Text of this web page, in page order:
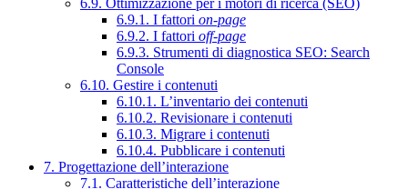
6.9.1. I fattori on-page
6.9.2. I fattori off-page
6.9.3. Strumenti di diagnostica SEO: Search
Console
6.10. Gestire i contenuti
6.10.1. L’inventario dei contenuti
6.10.2. Revisionare i contenuti
6.10.3. Migrare i contenuti
6.10.4. Pubblicare i contenuti
7. Progettazione dell’interazione
7.1. Caratteristiche dell’interazione